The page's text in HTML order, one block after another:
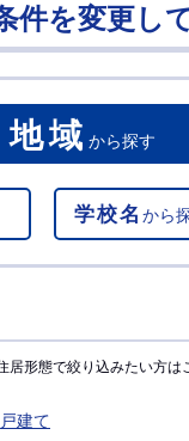
件を変更し
地域 から探す
学校名 から
居形態で絞り込みたい方は
戸建て